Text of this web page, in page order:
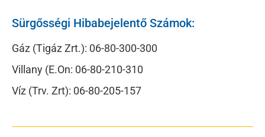
Sürgősségi Hibabejelentő Számok:
Gáz (Tigáz Zrt.): 06-80-300-300
Villany (E.On: 06-80-210-310
Víz (Trv. Zrt): 06-80-205-157